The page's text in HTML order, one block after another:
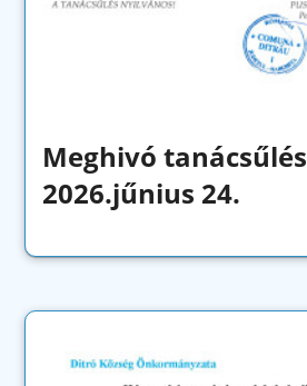
Meghivó tanácsűlés
2026.jűnius 24.